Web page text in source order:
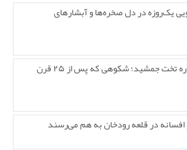
یک‌روزه در دل صخره‌ها و آبشارهای
۱۰ حقیقت جالب درباره تخت جمشید؛ شکوهی که پس از ۲۵ قرن
افسانه در قلعه رودخان به هم می‌رسند